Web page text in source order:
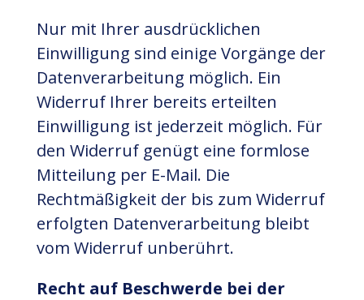
Nur mit Ihrer ausdrücklichen
Einwilligung sind einige Vorgänge der
Datenverarbeitung möglich. Ein
Widerruf Ihrer bereits erteilten
Einwilligung ist jederzeit möglich. Für
den Widerruf genügt eine formlose
Mitteilung per E-Mail. Die
Rechtmäßigkeit der bis zum Widerruf
erfolgten Datenverarbeitung bleibt
vom Widerruf unberührt.
Recht auf Beschwerde bei der